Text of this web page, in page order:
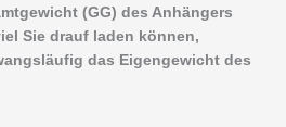
(GG) des Anhängers
Sie drauf laden können,
das Eigengewicht des